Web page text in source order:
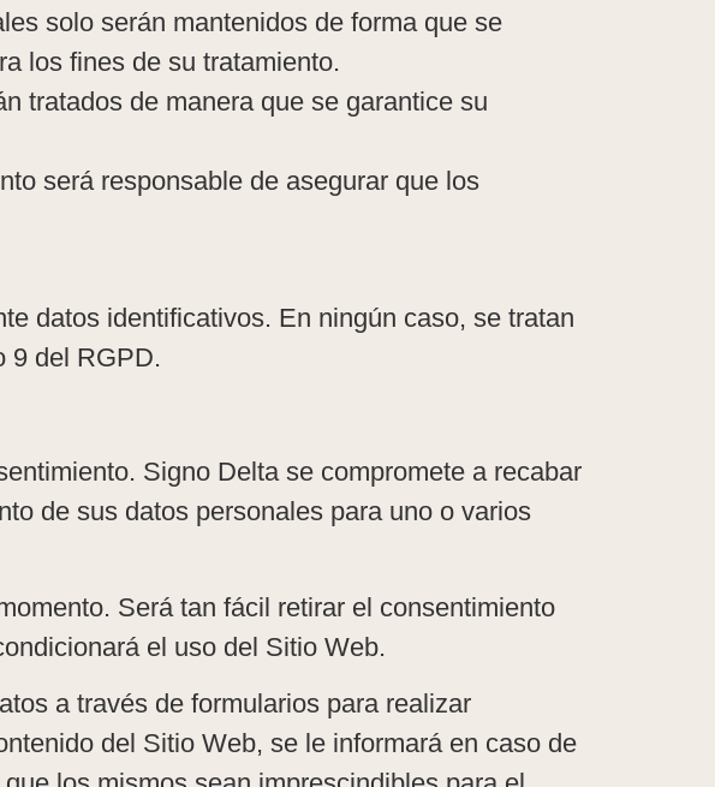
solo serán mantenidos de forma que se
los fines de su tratamiento.
tratados de manera que se garantice su
será responsable de asegurar que los
datos identificativos. En ningún caso, se tratan
9 del RGPD.
Signo Delta se compromete a recabar
de sus datos personales para uno o varios
Será tan fácil retirar el consentimiento
el uso del Sitio Web.
a través de formularios para realizar
del Sitio Web, se le informará en caso de